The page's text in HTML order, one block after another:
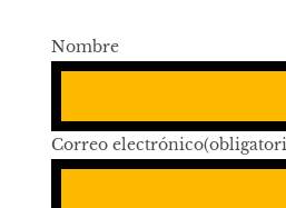
Nombre
Correo electrónico